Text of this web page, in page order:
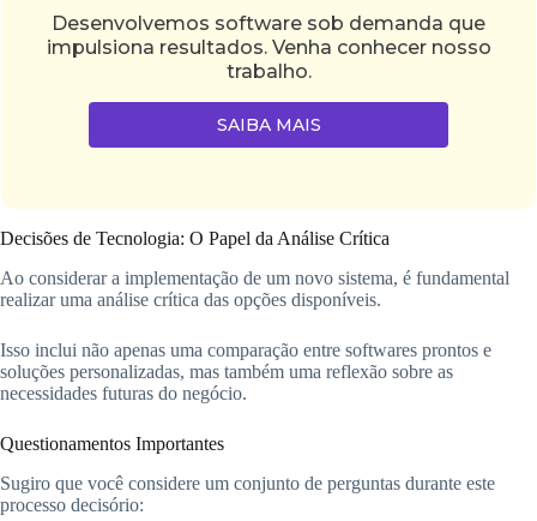
Desenvolvemos software sob demanda que
impulsiona resultados. Venha conhecer nosso
trabalho.
SAIBA MAIS
Decisões de Tecnologia: O Papel da Análise Crítica
Ao considerar a implementação de um novo sistema, é fundamental
realizar uma análise crítica das opções disponíveis.
Isso inclui não apenas uma comparação entre softwares prontos e
soluções personalizadas, mas também uma reflexão sobre as
necessidades futuras do negócio.
Questionamentos Importantes
Sugiro que você considere um conjunto de perguntas durante este
processo decisório: